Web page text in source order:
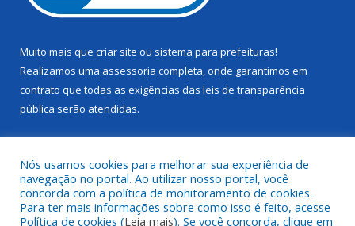
Muito mais que criar site ou sistema para prefeituras!
Realizamos uma assessoria completa, onde garantimos em
contrato que todas as exigências das leis de transparência
pública serão atendidas.
Nós usamos cookies para melhorar sua experiência de
navegação no portal. Ao utilizar nosso portal, você
concorda com a política de monitoramento de cookies.
Para ter mais informações sobre como isso é feito, acesse
Política de cookies (Leia mais). Se você concorda, clique em